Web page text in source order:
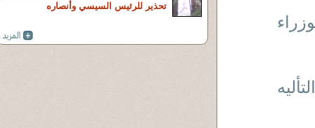
تحذير للرئيس السيسي وأنصاره